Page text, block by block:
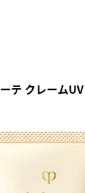
テ クレーム